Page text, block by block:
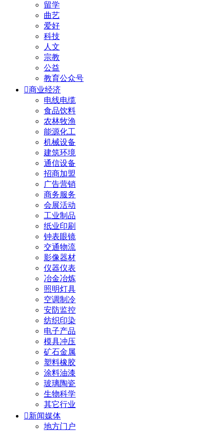
留学
曲艺
爱好
科技
人文
宗教
公益
教育公众号
商业经济
电线电缆
食品饮料
农林牧渔
能源化工
机械设备
建筑环境
通信设备
招商加盟
广告营销
商务服务
会展活动
工业制品
纸业印刷
钟表眼镜
交通物流
影像器材
仪器仪表
冶金冶炼
照明灯具
空调制冷
安防监控
纺织印染
电子产品
模具冲压
矿石金属
塑料橡胶
涂料油漆
玻璃陶瓷
生物科学
其它行业
新闻媒体
地方门户